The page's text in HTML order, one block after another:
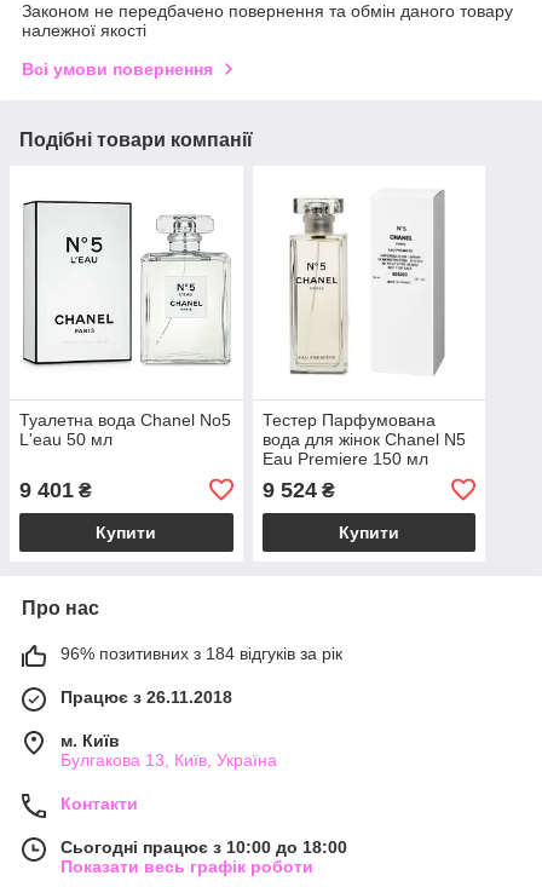
Законом не передбачено повернення та обмін даного товару
належної якості
Всі умови повернення
Подібні товари компанії
Туалетна вода Chanel No5
L'eau 50 мл
9 401 ₴
Купити
Тестер Парфумована
вода для жінок Chanel N5
Eau Premiere 150 мл
9 524₴
Купити
Про нас
96% позитивних з 184 відгуків за рік
Працює з 26.11.2018
м. Київ
Булгакова 13, Київ, Україна
Контакти
Сьогодні працює з 10:00 до 18:00
Показати весь графік роботи